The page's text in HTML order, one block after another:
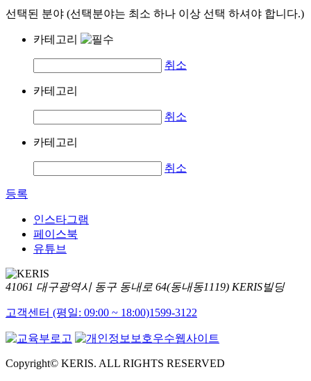
선택된 분야 (선택분야는 최소 하나 이상 선택 하셔야 합니다.)
카테고리
취소
카테고리
취소
카테고리
취소
등록
인스타그램
페이스북
유튜브
41061 대구광역시 동구 동내로 64(동내동1119) KERIS빌딩
고객센터 (평일: 09:00 ~ 18:00)1599-3122
Copyright© KERIS. ALL RIGHTS RESERVED